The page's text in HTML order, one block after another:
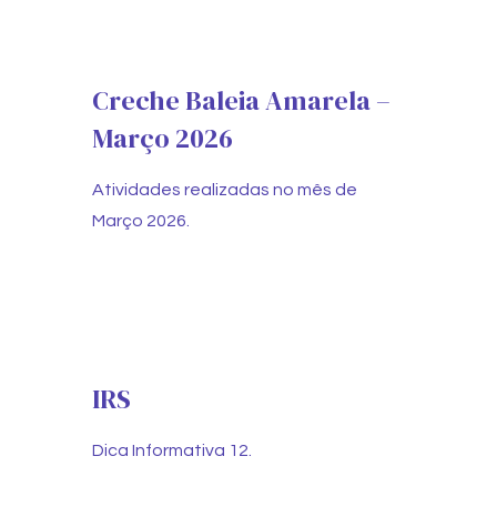
Creche Baleia Amarela –
Março 2026
Atividades realizadas no mês de
Março 2026.
IRS
Dica Informativa 12.